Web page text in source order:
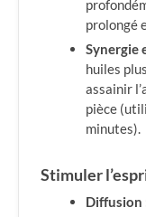
prolongé
Synergie
huiles
assainir
pièce
minutes).
Stimuler
Diffusion